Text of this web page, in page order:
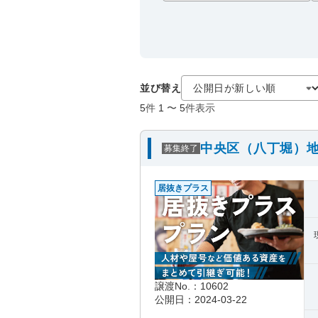
並び替え
5件 1 〜 5件表示
募集終了 中央区（八丁堀）
居抜きプラス
譲渡No.：10602
公開日：2024-03-22